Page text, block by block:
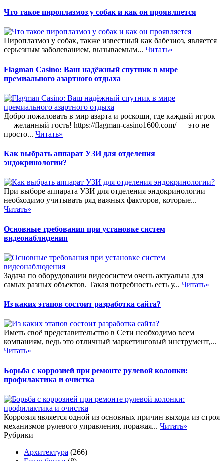
Что такое пироплазмоз у собак и как он проявляется
Пироплазмоз у собак, также известный как бабезиоз, является
серьезным заболеванием, вызываемым... Читать»
Flagman Casino: Ваш надёжный спутник в мире
премиального азартного отдыха
Добро пожаловать в мир азарта и роскоши, где каждый игрок
— желанный гость! https://flagman-casino1600.com/ — это не
просто... Читать»
Как выбрать аппарат УЗИ для отделения
эндокринологии?
При выборе аппарата УЗИ для отделения эндокринологии
необходимо учитывать ряд важных факторов, которые...
Читать»
Основные требования при установке систем
видеонаблюдения
Задача по оборудовании видеосистем очень актуальна для
самых разных объектов. Такая потребность есть у... Читать»
Из каких этапов состоит разработка сайта?
Иметь своё представительство в Сети необходимо всем
компаниям, ведь это отличный маркетинговый инструмент,...
Читать»
Борьба с коррозией при ремонте рулевой колонки:
профилактика и очистка
Коррозия является одной из основных причин выхода из строя
механизмов рулевого управления, поражая... Читать»
Рубрики
Архитектура (266)